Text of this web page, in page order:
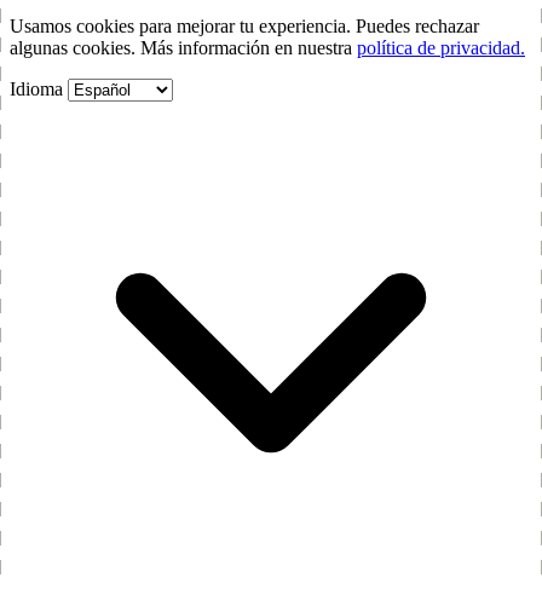
Usamos cookies para mejorar tu experiencia. Puedes rechazar
algunas cookies. Más información en nuestra política de privacidad.
Idioma